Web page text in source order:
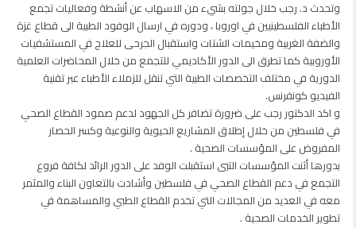
وتحدث د. رجب خلال جولته بشيء من الاسهاب عن أنشطة وفعاليات تجمع
الأطباء الفلسطينيين في اوروبا ، ودوره في ارسال الوفود الطبية الى قطاع غزة
والضفة الغربية ومخيمات الشتات واستقبال الجرحى للعلاج في المستشفيات
الأوروبية كما تطرق الى الدور الأكاديمي للتجمع من خلال المحاضرات العلمية
الدورية في مختلف التخصصات الطبية التي تنقل للزملاء الأطباء عبر تقنية
الفيديو كونفرنس.
و اكد الدكتور رجب على ضرورة تضافر كل الجهود لدعم صمود القطاع الصحي
في فلسطين من خلال إطلاق المشاريع الحيوية والنوعية وكسر الحصار
المفروض على المؤسسات الصحية .
بدورها أثنت المؤسسات التيي استقبلت الوفد على الدور الرائد لكافة فروع
التجمع في دعم القطاع الصحي في فلسطين وأشادت بالتعاون البناء والمثمر
معه في العديد من المجالات التي تخدم القطاع الطبي والمساهمة في
تطوير الخدمات الصحية .